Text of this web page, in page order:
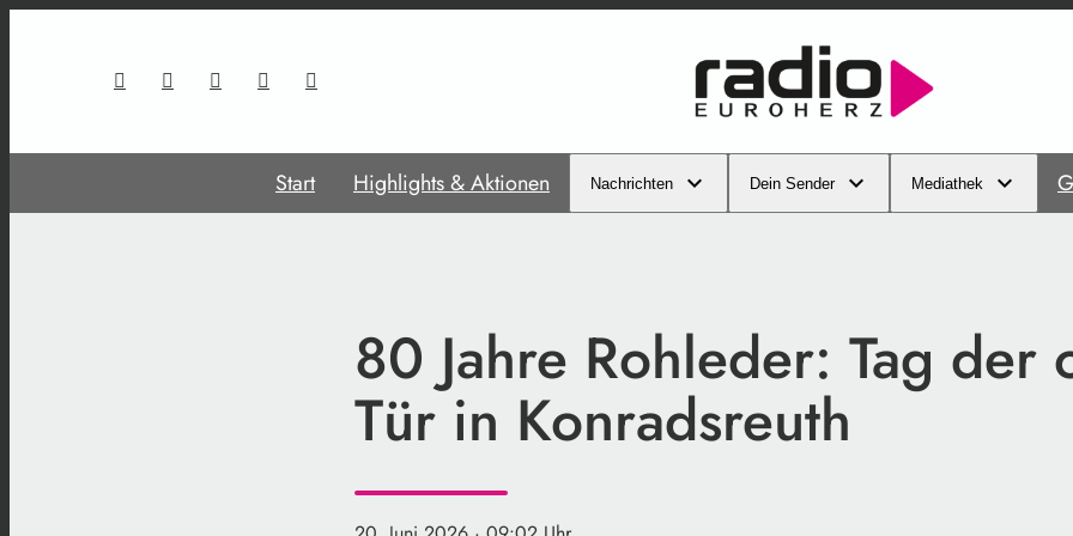
Start Highlights & Aktionen Nachrichten Dein Sender Mediathek
80 Jahre Rohleder: Tag der
Tür in Konradsreuth